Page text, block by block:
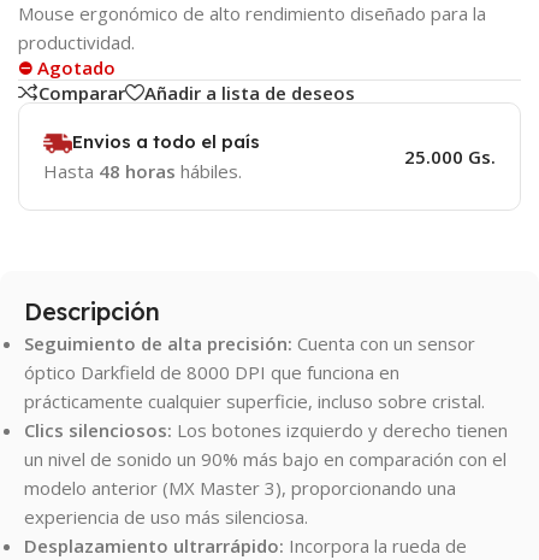
Mouse ergonómico de alto rendimiento diseñado para la
productividad.
⛔ Agotado
Comparar
Añadir a lista de deseos
Envios a todo el país
Hasta 48 horas hábiles.
25.000 Gs.
Descripción
Seguimiento de alta precisión: Cuenta con un sensor
óptico Darkfield de 8000 DPI que funciona en
prácticamente cualquier superficie, incluso sobre cristal.
Clics silenciosos: Los botones izquierdo y derecho tienen
un nivel de sonido un 90% más bajo en comparación con el
modelo anterior (MX Master 3), proporcionando una
experiencia de uso más silenciosa.
Desplazamiento ultrarrápido: Incorpora la rueda de